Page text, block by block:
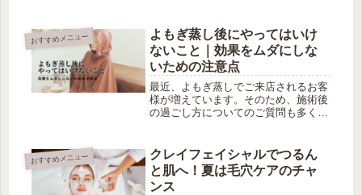
パソコン、日々の情報の波にさらされ
続ける私たちの脳は、実は知らないう
ちに...
おすすめメニュー
よもぎ蒸し後にやってはいけ
ないこと｜効果をムダにしな
いための注意点
最近、よもぎ蒸しでご来店されるお客
様が増えています。そのため、施術後
の過ごし方についてのご質問も多くな
み物は飲んでもいいですか？」といっ
たお声をよくいただきます。そこで今
回...
おすすめメニュー
クレイフェイシャルでつるん
と肌へ！夏は毛穴ケアのチャ
ンス